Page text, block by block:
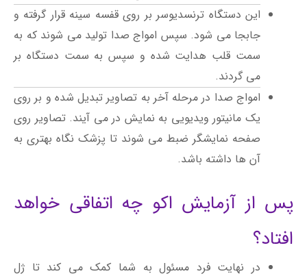
این دستگاه ترنسدیوسر بر روی قفسه سینه قرار گرفته و
جابجا می شود. سپس امواج صدا تولید می شوند که به
سمت قلب هدایت شده و سپس به سمت دستگاه بر
می گردند.
امواج صدا در مرحله آخر به تصاویر تبدیل شده و بر روی
یک مانیتور ویدیویی به نمایش در می آیند. تصاویر روی
صفحه نمایشگر ضبط می شوند تا پزشک نگاه بهتری به
آن ها داشته باشد.
پس از آزمایش اکو چه اتفاقی خواهد
افتاد؟
در نهایت فرد مسئول به شما کمک می کند تا ژل